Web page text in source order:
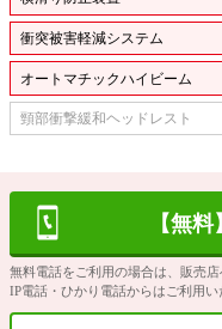
衝突被害軽減システム
オートマチックハイビーム
頸部衝撃緩和ヘッドレスト
【無
無料電話をご利用の場合は、販売
IP電話・ひかり電話からはご利用い